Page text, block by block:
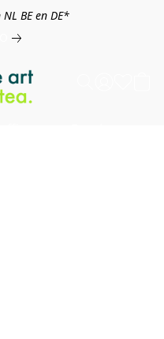
BE en DE*